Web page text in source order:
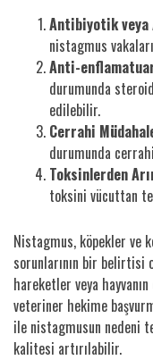
Antibiyotik
nistagmus
Anti-
durumunda
edilebilir.
Cerrahi
durumunda
Toksinlerden
toksini vücuttan
Nistagmus, köpekler ve
sorunlarının bir
hareketler veya
veteriner hekime
ile nistagmusun nedeni
kalitesi artırılabilir.